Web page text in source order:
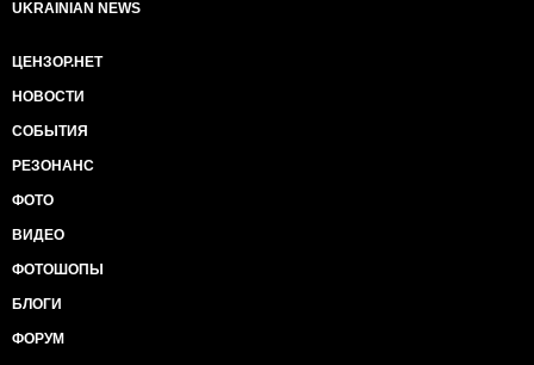
UKRAINIAN NEWS
ЦЕНЗОР.НЕТ
НОВОСТИ
СОБЫТИЯ
РЕЗОНАНС
ФОТО
ВИДЕО
ФОТОШОПЫ
БЛОГИ
ФОРУМ